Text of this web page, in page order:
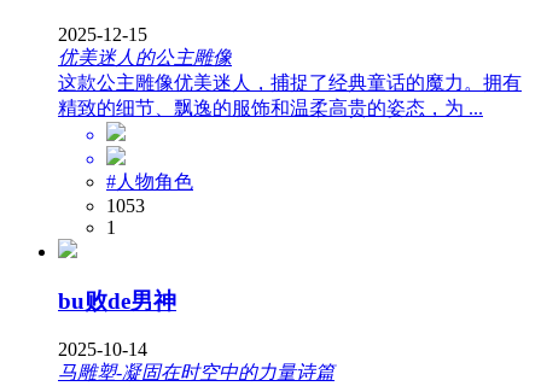
2025-12-15
优美迷人的公主雕像
这款公主雕像优美迷人，捕捉了经典童话的魔力。拥有
精致的细节、飘逸的服饰和温柔高贵的姿态，为 ...
#人物角色
1053
1
bu败de男神
2025-10-14
马雕塑-凝固在时空中的力量诗篇